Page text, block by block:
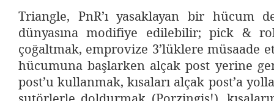
Triangle, PnR’ı yasaklayan bir hücum
dünyasına modifiye edilebilir; pick &
çoğaltmak, emprovize 3’lüklere müsaade
hücumuna başlarken alçak post yerine
post’u kullanmak, kısaları alçak post’a